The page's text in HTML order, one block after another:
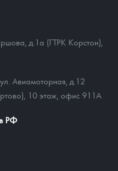
д.1а (ГТРК Корстон),
Авиамоторная, д.12
10 этаж, офис 911А
РФ